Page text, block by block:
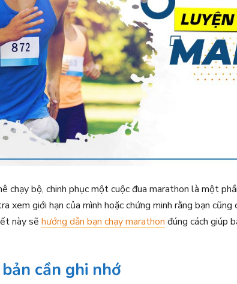
chạy bộ, chinh phục một cuộc đua marathon là một
xem giới hạn của mình hoặc chứng minh rằng bạn
này sẽ hướng dẫn bạn chạy marathon đúng cách giúp
cần ghi nhớ